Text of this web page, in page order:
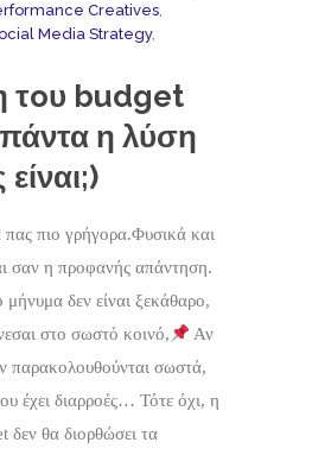
Creatives,
Media Strategy,
τoυ budget
πάντα η λύση
πας πιο γρήγορα.Φυσικά και
σαν η προφανής απάντηση.
μήνυμα δεν είναι ξεκάθαρο,
στο σωστό κοινό,
Αν
παρακολουθούνται σωστά,
έχει διαρροές… Τότε όχι, η
δεν θα διορθώσει τα